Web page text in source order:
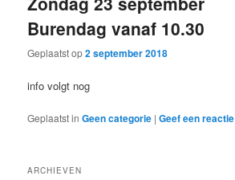
Burendag vanaf 10.30
Geplaatst op2 september 2018
info volgt nog
Geplaatst in Geen categorie |Geef een reactie
ARCHIEVEN